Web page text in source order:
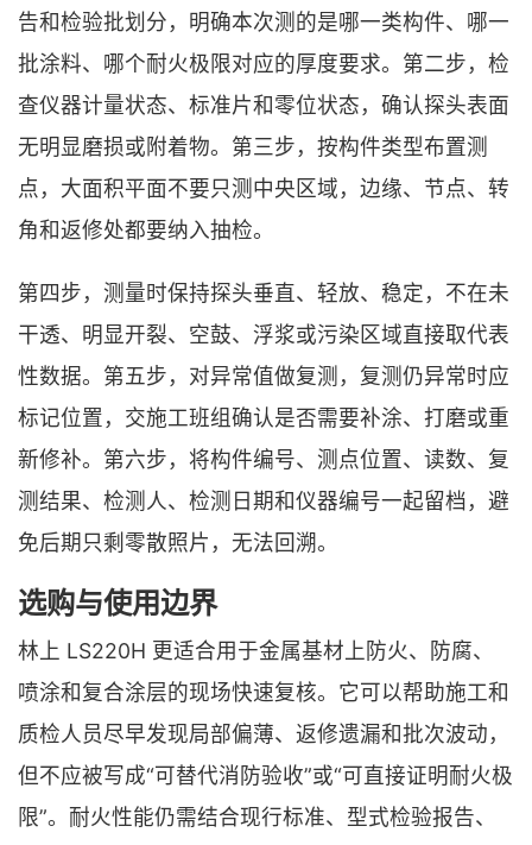
告和检验批划分，明确本次测的是哪一类构件、哪一
批涂料、哪个耐火极限对应的厚度要求。第二步，检
查仪器计量状态、标准片和零位状态，确认探头表面
无明显磨损或附着物。第三步，按构件类型布置测
点，大面积平面不要只测中央区域，边缘、节点、转
角和返修处都要纳入抽检。
第四步，测量时保持探头垂直、轻放、稳定，不在未
干透、明显开裂、空鼓、浮浆或污染区域直接取代表
性数据。第五步，对异常值做复测，复测仍异常时应
标记位置，交施工班组确认是否需要补涂、打磨或重
新修补。第六步，将构件编号、测点位置、读数、复
测结果、检测人、检测日期和仪器编号一起留档，避
免后期只剩零散照片，无法回溯。
选购与使用边界
林上 LS220H 更适合用于金属基材上防火、防腐、
喷涂和复合涂层的现场快速复核。它可以帮助施工和
质检人员尽早发现局部偏薄、返修遗漏和批次波动，
但不应被写成“可替代消防验收”或“可直接证明耐火极
限”。耐火性能仍需结合现行标准、型式检验报告、